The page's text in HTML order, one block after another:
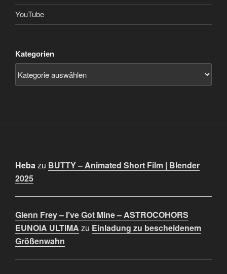
YouTube
Kategorien
Hebazu BUTTY – Animated Short Film | Blender
2025
Glenn Frey – I’ve Got Mine – ASTROCOHORS
EUNOIA ULTIMA zu Einladung zu bescheidenem
Größenwahn